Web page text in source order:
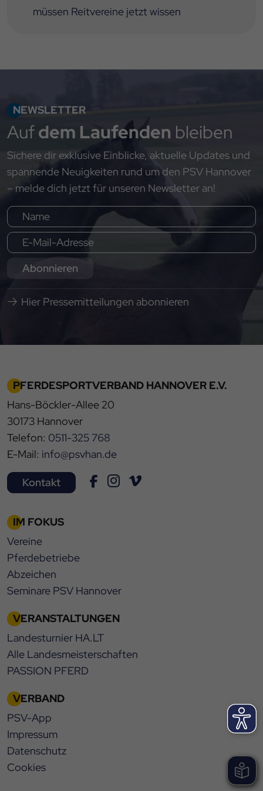
müssen Reitvereine jetzt wissen
NEWSLETTER
Aufdem Laufenden bleiben
Sichere dir exklusive Einblicke, aktuelle Updates und
spannende Neuigkeiten rund um den PSV Hannover
– melde dich jetzt für unseren Newsletter an!
Abonnieren
Hier Pressemitteilungen abonnieren
PFERDESPORTVERBAND HANNOVER E.V.
Hans-Böckler-Allee 20
30173 Hannover
Telefon: 0511-325 768
E-Mail: info@psvhan.de
Kontakt
IM FOKUS
Vereine
Pferdebetriebe
Abzeichen
Seminare PSV Hannover
VERANSTALTUNGEN
Landesturnier HA.LT
Alle Landesmeisterschaften
PASSION PFERD
VERBAND
PSV-App
Impressum
Datenschutz
Cookies